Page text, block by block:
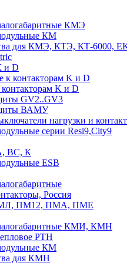
КМЭ
КМ
для КМЭ, КТЭ, КТ-6000,
и D
к контакторам K и D
K и D
GV2..GV3
ВАМУ
нагрузки и
серии Resi9,City9
ВС, К
ESB
Россия
ПМ12, ПМА, ПМЕ
КМИ, КМН
РТН
КМ
для КМН